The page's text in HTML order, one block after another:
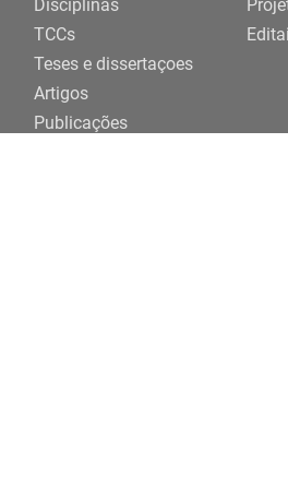
Disciplinas
TCCs
Teses e dissertaçoes
Artigos
Publicações